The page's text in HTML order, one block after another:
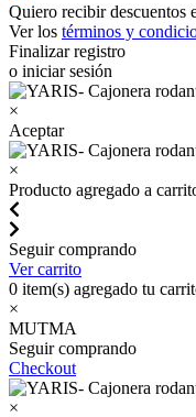
Quiero recibir descuentos
Ver los términos y
Finalizar registro
o iniciar sesión
×
Aceptar
×
Producto agregado a
Seguir comprando
Ver carrito
0 item(s) agregado tu
×
MUTMA
Seguir comprando
Checkout
×